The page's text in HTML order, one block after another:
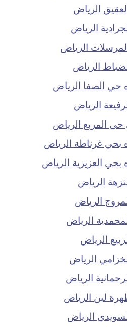
الرياض
الرياض
الرياض
الرياض
الصفا الرياض
الرياض
المربع الرياض
غرناطة الرياض
العزيزية الرياض
الرياض
الرياض
الرياض
الرياض
الرياض
الرياض
لبن الرياض
الرياض